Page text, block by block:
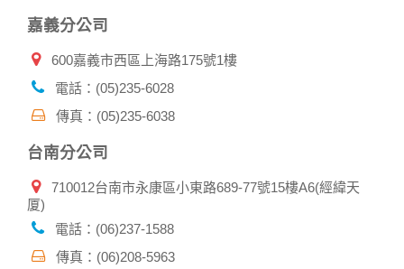
嘉義分公司
600嘉義市西區上海路175號1樓
電話：(05)235-6028
傳真：(05)235-6038
台南分公司
710012台南市永康區小東路689-77號15樓A6(經緯天
厦)
電話：(06)237-1588
傳真：(06)208-5963